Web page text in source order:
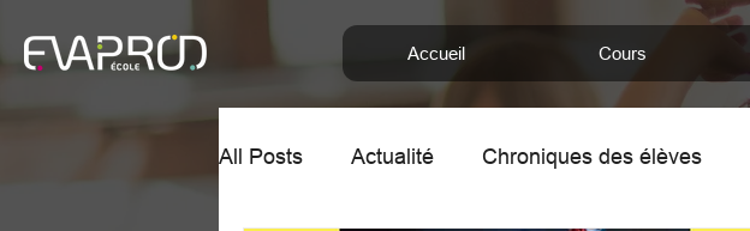
Accueil Cours
All Posts Actualité Chroniques des élèves